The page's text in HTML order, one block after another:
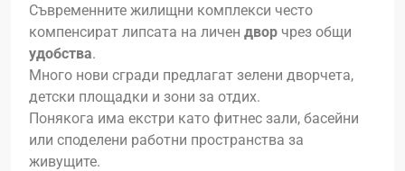
Съвременните жилищни комплекси често
компенсират липсата на личен двор чрез общи
удобства.
Много нови сгради предлагат зелени дворчета,
детски площадки и зони за отдих.
Понякога има екстри като фитнес зали, басейни
или споделени работни пространства за
живущите.